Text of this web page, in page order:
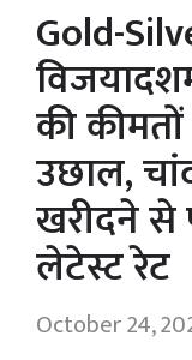
Gold-
की
उछाल,
खरीदने
लेटेस्ट रेट
October 24,